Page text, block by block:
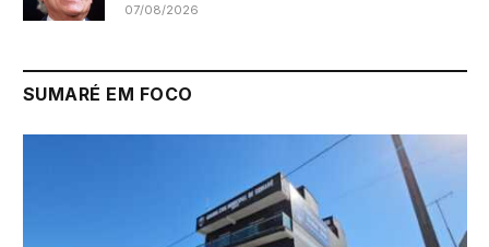
07/08/2026
SUMARÉ EM FOCO